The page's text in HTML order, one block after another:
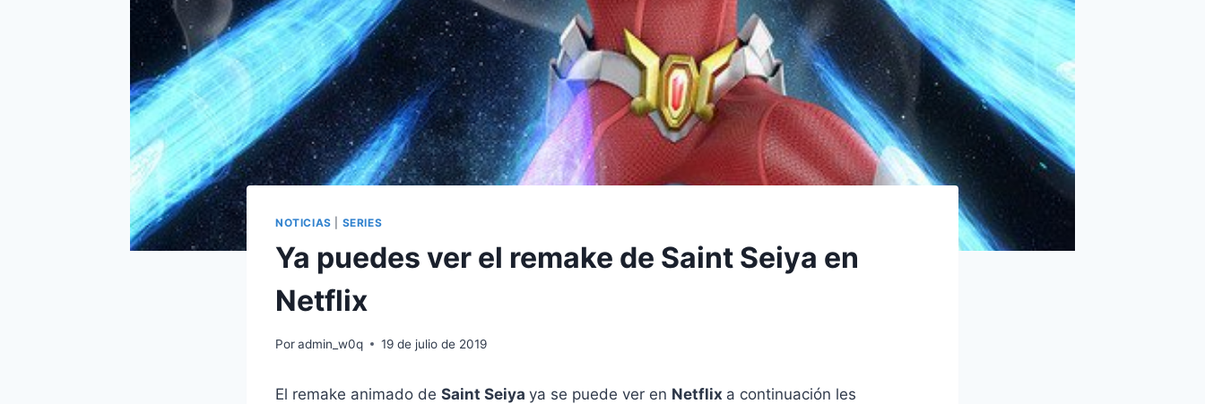
NOTICIAS SERIES
Ya puedes ver el remake de Saint Seiya en
Netflix
Poradmin_w0q 19 de julio de 2019
El remake animado de Saint Seiya ya se puede ver en Netflix a continuación les